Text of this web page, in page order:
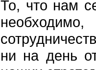
То, что нам
ни на день